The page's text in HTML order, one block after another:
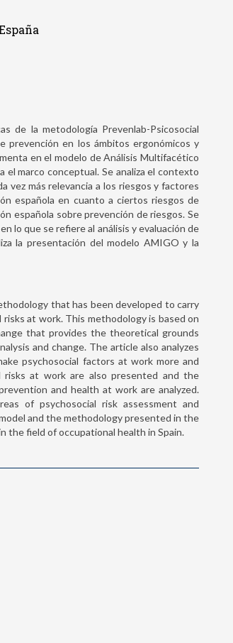
de la metodología Prevenlab-Psicosocial
prevención en los ámbitos ergonómicos y
en el modelo de Análisis Multifacético
marco conceptual. Se analiza el contexto
vez más relevancia a los riesgos y factores
española en cuanto a ciertos riesgos de
española sobre prevención de riesgos. Se
lo que se refiere al análisis y evaluación de
la presentación del modelo AMIGO y la
that has been developed to carry
at work. This methodology is based on
that provides the theoretical grounds
and change. The article also analyzes
psychosocial factors at work more and
risks at work are also presented and the
and health at work are analyzed.
of psychosocial risk assessment and
and the methodology presented in the
the field of occupational health in Spain.